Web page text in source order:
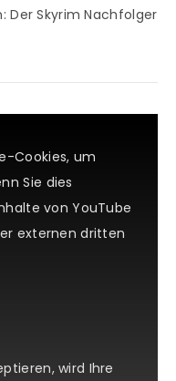
Der Skyrim Nachfolger
Cookies, um
Sie dies
von YouTube
externen dritten
wird Ihre